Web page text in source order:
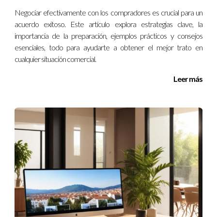
Aunque puede parecer inofensivo, compartir esta
información puede tener graves consecuencias.
Establece políticas claras sobre qué información se
puede compartir.
qué no puedes cumplir con su solicitud.
Recuerda que mantener la integridad no solo protege tu
negocio; también establece un estándar para tus clientes
sobre cómo deben comportarse.
Conclusiones
Actuar ante un cliente que desea llevar a cabo actividades
ilegales puede ser desafiante, pero es fundamental para
Negociar efectivamente con los compradores es crucial para un
acuerdo exitoso. Este artículo explora estrategias clave, la
importancia de la preparación, ejemplos prácticos y consejos
esenciales, todo para ayudarte a obtener el mejor trato en
cualquier situación comercial.
Leer más